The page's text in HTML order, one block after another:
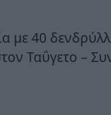
με 40
Ταΰγετο –